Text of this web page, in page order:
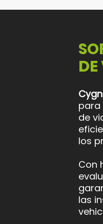
para
de
los
Con
las